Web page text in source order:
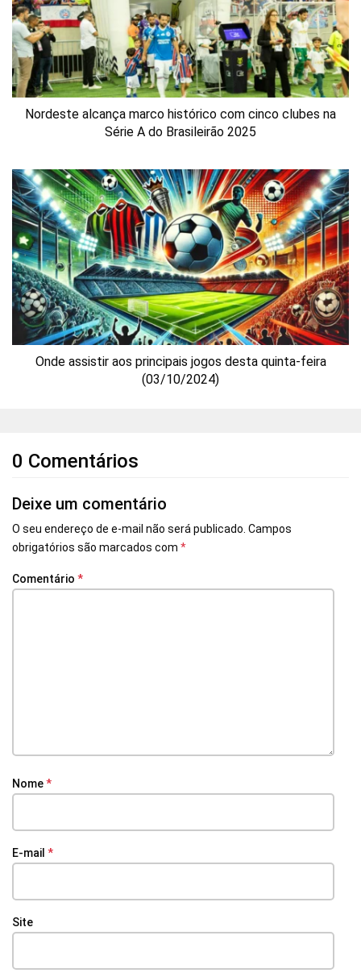
Nordeste alcança marco histórico com cinco clubes na
Série A do Brasileirão 2025
Onde assistir aos principais jogos desta quinta-feira
(03/10/2024)
0 Comentários
Deixe um comentário
O seu endereço de e-mail não será publicado. Campos
obrigatórios são marcados com *
Comentário *
Nome*
E-mail *
Site